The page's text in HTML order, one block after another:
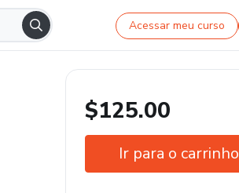
Acessar meu curso
$125.00
Ir para o carrinho